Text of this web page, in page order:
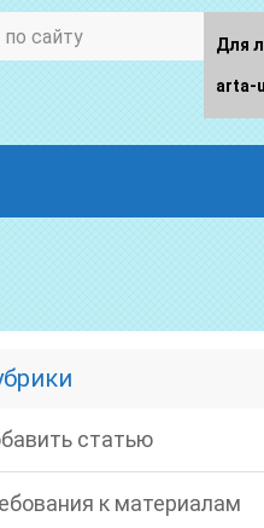
статью
к материалам
Для
arta-